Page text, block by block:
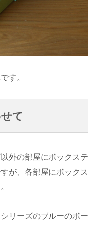
す。
て
外の部屋にボックステ
が、各部屋にボックス
リーズのブルーのボー